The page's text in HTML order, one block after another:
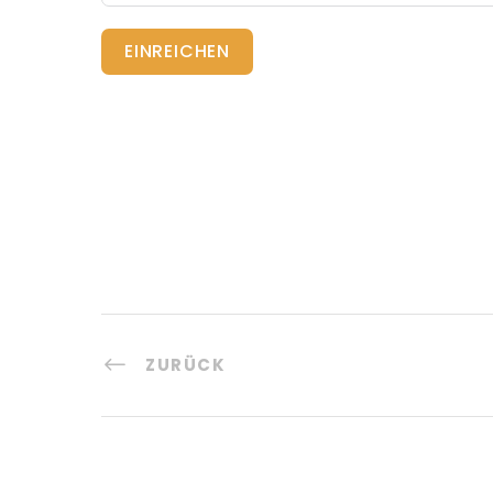
EINREICHEN
ZURÜCK